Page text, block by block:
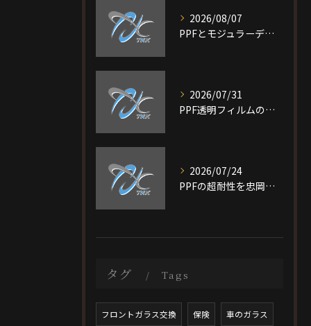
2026/08/07
PPFとモジュラーデザイン施工を大阪府大阪市旭区で選ぶ際の比較ポイントと最適なプラン選び完全ガイド
2026/07/31
PPF透明フィルムの特徴と費用相場を短時間で理解し愛車を守る選び方ガイド
2026/07/24
PPFの超耐性を忠岡町で実現する大阪府泉北郡で後悔しない施工ガイド
タグ Tags
フロントガラス交換 保険 車のガラス